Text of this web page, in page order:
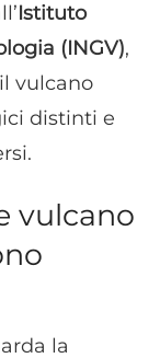
Istituto
(INGV),
vulcano
distinti e
vulcano
la